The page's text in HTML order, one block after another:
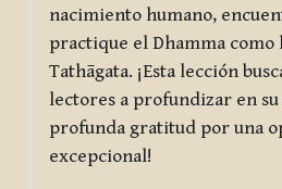
nacimiento humano,
practique el Dhamma como
Tathāgata. ¡Esta lección
lectores a profundizar en
profunda gratitud por una
excepcional!